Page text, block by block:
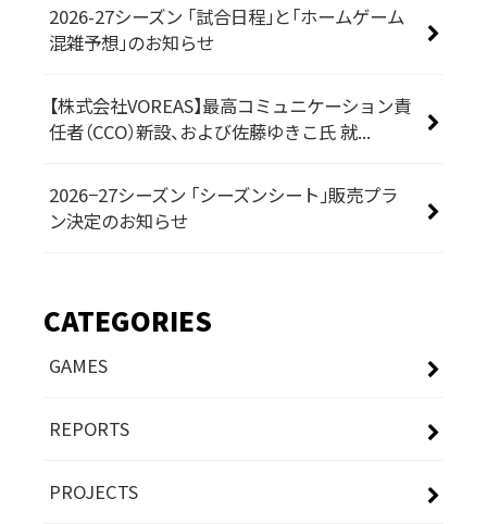
2026-27シーズン 「試合日程」と「ホームゲーム
混雑予想」のお知らせ
【株式会社VOREAS】最高コミュニケーション責
任者（CCO）新設、および佐藤ゆきこ氏 就...
2026−27シーズン 「シーズンシート」販売プラ
ン決定のお知らせ
CATEGORIES
GAMES
REPORTS
PROJECTS